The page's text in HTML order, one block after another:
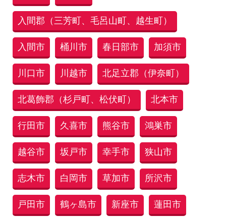
入間郡（三芳町、毛呂山町、越生町）
入間市 桶川市 春日部市 加須市
川口市 川越市 北足立郡（伊奈町）
北葛飾郡（杉戸町、松伏町） 北本市
行田市 久喜市 熊谷市 鴻巣市
越谷市 坂戸市 幸手市 狭山市
志木市 白岡市 草加市 所沢市
戸田市 鶴ヶ島市 新座市 蓮田市